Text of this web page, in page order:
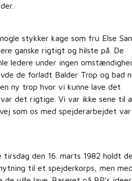
stykker kage som fru Else
ganske rigtigt og hilste på. De
ledere under ingen
de forladt Balder Trop og bad
ny trop hvor vi kunne lave det
det rigtige. Vi var ikke sene til
som os med spejderarbejdet var
den 16. marts 1982 holdt
til et spejderkorps, men